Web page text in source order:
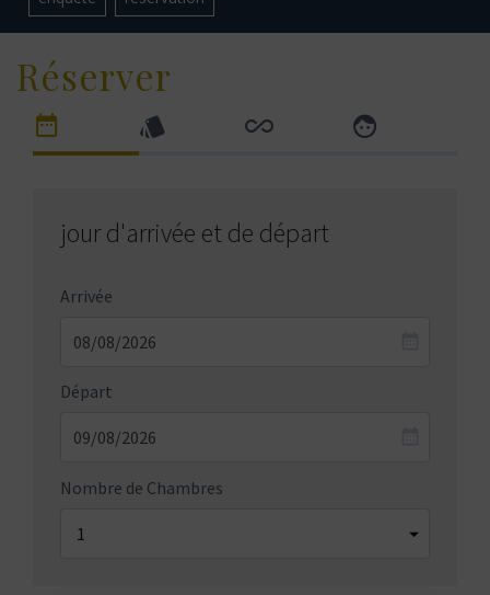
Réserver
jour d'arrivée et de départ
Arrivée
Départ
Nombre de Chambres